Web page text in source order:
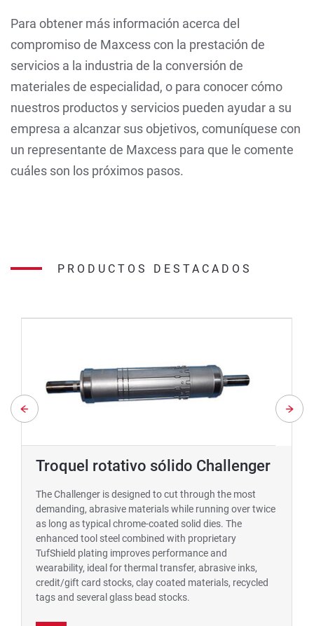
Para obtener más información acerca del
compromiso de Maxcess con la prestación de
servicios a la industria de la conversión de
materiales de especialidad, o para conocer cómo
nuestros productos y servicios pueden ayudar a su
empresa a alcanzar sus objetivos, comuníquese con
un representante de Maxcess para que le comente
cuáles son los próximos pasos.
PRODUCTOS DESTACADOS
Troquel rotativo sólido Challenger
The Challenger is designed to cut through the most
demanding, abrasive materials while running over twice
as long as typical chrome-coated solid dies. The
enhanced tool steel combined with proprietary
TufShield plating improves performance and
wearability, ideal for thermal transfer, abrasive inks,
credit/gift card stocks, clay coated materials, recycled
tags and several glass bead stocks.